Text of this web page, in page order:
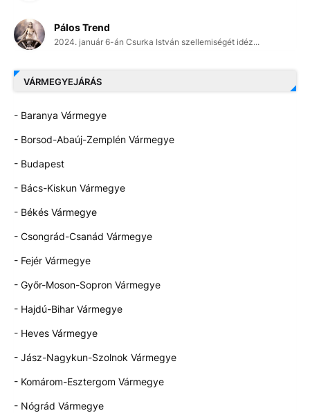
Pálos Trend
2024. január 6-án Csurka István szellemiségét idéz...
VÁRMEGYEJÁRÁS
- Baranya Vármegye
- Borsod-Abaúj-Zemplén Vármegye
- Budapest
- Bács-Kiskun Vármegye
- Békés Vármegye
- Csongrád-Csanád Vármegye
- Fejér Vármegye
- Győr-Moson-Sopron Vármegye
- Hajdú-Bihar Vármegye
- Heves Vármegye
- Jász-Nagykun-Szolnok Vármegye
- Komárom-Esztergom Vármegye
- Nógrád Vármegye